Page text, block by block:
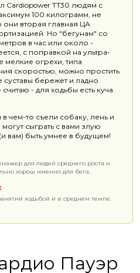
Cardiopower TT30 людям с
100 килограмм, не
вторая главная ЦА
Но "бегунам" со
в час или около -
с поправкой на ультра-
мелкие огрехи, типа
скоростью, можно простить
суставы бережет и ладно.
- для ходьбы есть куча
чем-то съели собаку, лень и
сыграть с вами злую
вам) быть умнее в будущем!
для людей среднего роста и
хорош именно для бега.
ходьбой и в среднем темпе.
Пауэр